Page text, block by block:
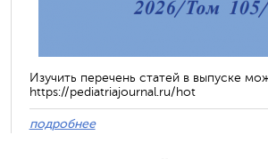
Изучить перечень статей в выпуске
https://pediatriajournal.ru/hot
подробнее